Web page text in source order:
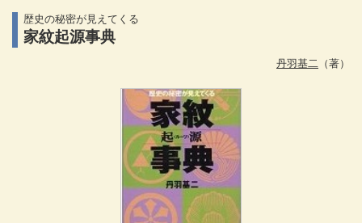
歴史の秘密が見えてくる
家紋起源事典
丹羽基二 （著）